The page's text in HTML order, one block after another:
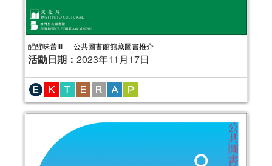
醒醒味蕾III──公共圖書館館藏圖書推介
活動日期： 2023年11月17日